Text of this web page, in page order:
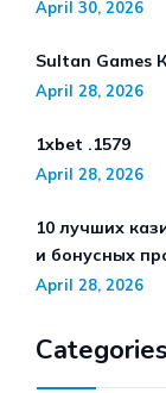
April 30, 2026
Sultan Games
April 28, 2026
1xbet .1579
April 28, 2026
10 лучших
и бонусных
April 28, 2026
Categories